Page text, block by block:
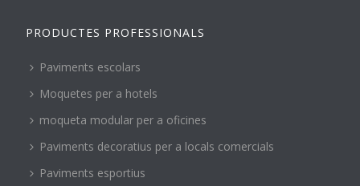
PRODUCTES PROFESSIONALS
Paviments escolars
Moquetes per a hotels
moqueta modular per a oficines
Paviments decoratius per a locals comercials
Paviments esportius